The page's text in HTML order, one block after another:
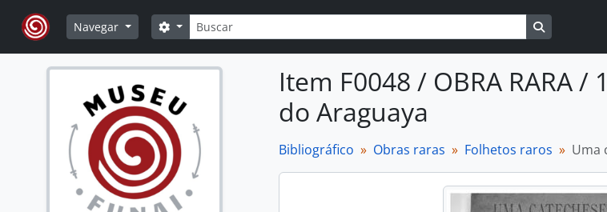
Skip to main content
Navegar
Buscar
Opções de busca
Item F0048 / OBRA RARA
do Araguaya
Bibliográfico Obras raras Folhetos raros Uma